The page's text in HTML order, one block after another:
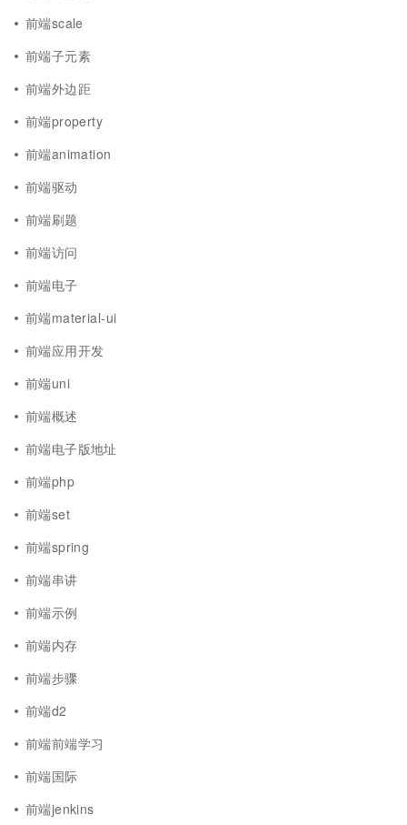
前端scale
前端子元素
前端外边距
前端property
前端animation
前端驱动
前端刷题
前端访问
前端电子
前端material-ui
前端应用开发
前端uni
前端概述
前端电子版地址
前端php
前端set
前端spring
前端串讲
前端示例
前端内存
前端步骤
前端d2
前端前端学习
前端国际
前端jenkins